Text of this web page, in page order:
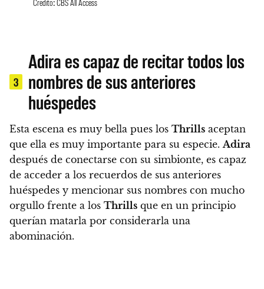
Crédito: CBS All Access
3
Adira es capaz de recitar todos los
nombres de sus anteriores
huéspedes
Esta escena es muy bella pues los Thrills aceptan
que ella es muy importante para su especie.Adira
después de conectarse con su simbionte, es capaz
de acceder a los recuerdos de sus anteriores
huéspedes y mencionar sus nombres con mucho
orgullo frente a los Thrills que en un principio
querían matarla por considerarla una
abominación.